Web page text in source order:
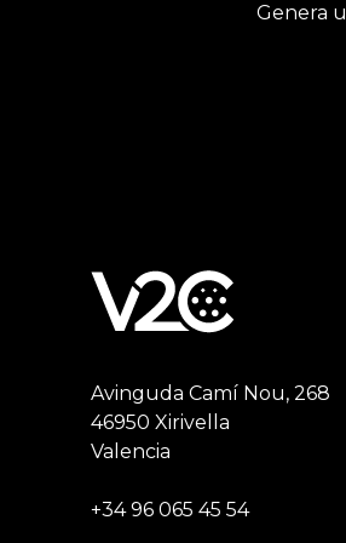
Genera
Avinguda Camí Nou, 268
46950 Xirivella
Valencia
+34 96 065 45 54